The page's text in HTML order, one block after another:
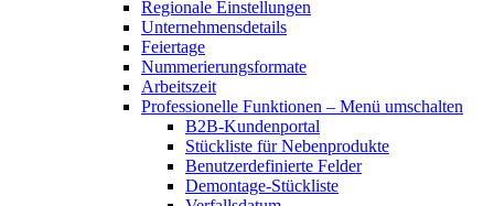
Regionale Einstellungen
Unternehmensdetails
Feiertage
Nummerierungsformate
Arbeitszeit
Professionelle Funktionen – Menü umschalten
B2B-Kundenportal
Stückliste für Nebenprodukte
Benutzerdefinierte Felder
Demontage-Stückliste